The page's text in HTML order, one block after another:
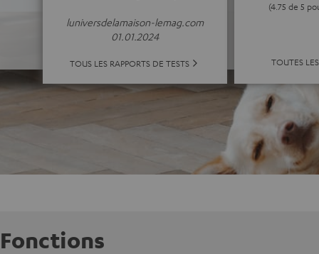
luniversdelamaison-lemag.com
01.01.2024
TOUS LES RAPPORTS DE TESTS
(4.75 de 5
TOUTES
Fonctions